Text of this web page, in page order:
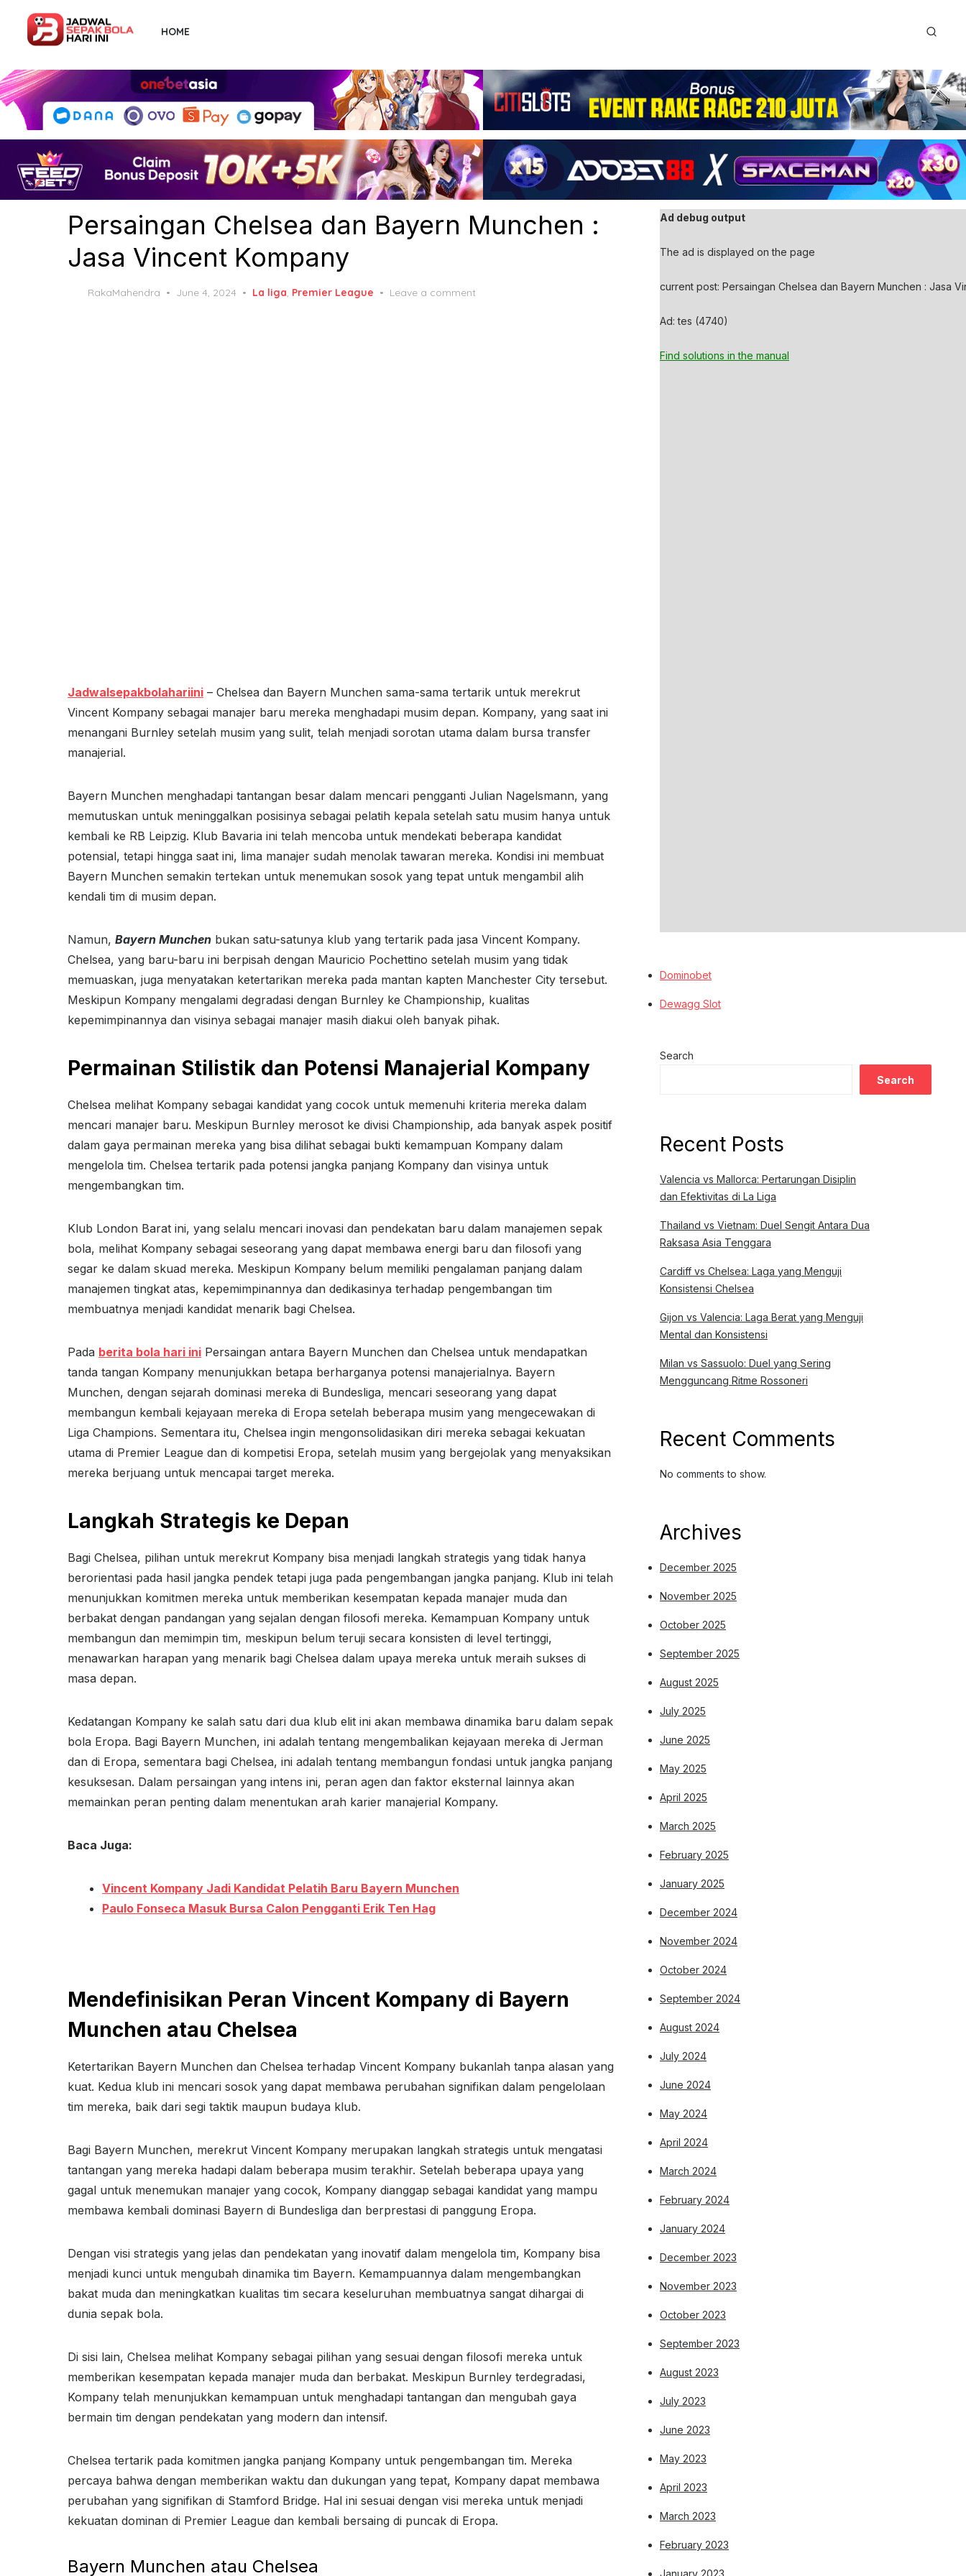
content
HOME
Persaingan Chelsea dan Bayern Munchen :
Jasa Vincent Kompany
RakaMahendra
Posted
June 4, 2024 La liga, Premier League Leave a comment
Jadwalsepakbolahariini – Chelsea dan Bayern Munchen sama-sama tertarik untuk merekrut
Vincent Kompany sebagai manajer baru mereka menghadapi musim depan. Kompany, yang saat ini
menangani Burnley setelah musim yang sulit, telah menjadi sorotan utama dalam bursa transfer
manajerial.
Bayern Munchen menghadapi tantangan besar dalam mencari pengganti Julian Nagelsmann, yang
memutuskan untuk meninggalkan posisinya sebagai pelatih kepala setelah satu musim hanya untuk
kembali ke RB Leipzig. Klub Bavaria ini telah mencoba untuk mendekati beberapa kandidat
potensial, tetapi hingga saat ini, lima manajer sudah menolak tawaran mereka. Kondisi ini membuat
Bayern Munchen semakin tertekan untuk menemukan sosok yang tepat untuk mengambil alih
kendali tim di musim depan.
Namun, Bayern Munchen bukan satu-satunya klub yang tertarik pada jasa Vincent Kompany.
Chelsea, yang baru-baru ini berpisah dengan Mauricio Pochettino setelah musim yang tidak
memuaskan, juga menyatakan ketertarikan mereka pada mantan kapten Manchester City tersebut.
Meskipun Kompany mengalami degradasi dengan Burnley ke Championship, kualitas
kepemimpinannya dan visinya sebagai manajer masih diakui oleh banyak pihak.
Permainan Stilistik dan Potensi Manajerial Kompany
Chelsea melihat Kompany sebagai kandidat yang cocok untuk memenuhi kriteria mereka dalam
mencari manajer baru. Meskipun Burnley merosot ke divisi Championship, ada banyak aspek positif
dalam gaya permainan mereka yang bisa dilihat sebagai bukti kemampuan Kompany dalam
mengelola tim. Chelsea tertarik pada potensi jangka panjang Kompany dan visinya untuk
mengembangkan tim.
Klub London Barat ini, yang selalu mencari inovasi dan pendekatan baru dalam manajemen sepak
bola, melihat Kompany sebagai seseorang yang dapat membawa energi baru dan filosofi yang
segar ke dalam skuad mereka. Meskipun Kompany belum memiliki pengalaman panjang dalam
manajemen tingkat atas, kepemimpinannya dan dedikasinya terhadap pengembangan tim
membuatnya menjadi kandidat menarik bagi Chelsea.
Pada berita bola hari ini Persaingan antara Bayern Munchen dan Chelsea untuk mendapatkan
tanda tangan Kompany menunjukkan betapa berharganya potensi manajerialnya. Bayern
Munchen, dengan sejarah dominasi mereka di Bundesliga, mencari seseorang yang dapat
membangun kembali kejayaan mereka di Eropa setelah beberapa musim yang mengecewakan di
Liga Champions. Sementara itu, Chelsea ingin mengonsolidasikan diri mereka sebagai kekuatan
utama di Premier League dan di kompetisi Eropa, setelah musim yang bergejolak yang menyaksikan
mereka berjuang untuk mencapai target mereka.
Langkah Strategis ke Depan
Bagi Chelsea, pilihan untuk merekrut Kompany bisa menjadi langkah strategis yang tidak hanya
berorientasi pada hasil jangka pendek tetapi juga pada pengembangan jangka panjang. Klub ini telah
menunjukkan komitmen mereka untuk memberikan kesempatan kepada manajer muda dan
berbakat dengan pandangan yang sejalan dengan filosofi mereka. Kemampuan Kompany untuk
membangun dan memimpin tim, meskipun belum teruji secara konsisten di level tertinggi,
menawarkan harapan yang menarik bagi Chelsea dalam upaya mereka untuk meraih sukses di
masa depan.
Kedatangan Kompany ke salah satu dari dua klub elit ini akan membawa dinamika baru dalam sepak
bola Eropa. Bagi Bayern Munchen, ini adalah tentang mengembalikan kejayaan mereka di Jerman
dan di Eropa, sementara bagi Chelsea, ini adalah tentang membangun fondasi untuk jangka panjang
kesuksesan. Dalam persaingan yang intens ini, peran agen dan faktor eksternal lainnya akan
memainkan peran penting dalam menentukan arah karier manajerial Kompany.
Baca Juga:
Vincent Kompany Jadi Kandidat Pelatih Baru Bayern Munchen
Paulo Fonseca Masuk Bursa Calon Pengganti Erik Ten Hag
Mendefinisikan Peran Vincent Kompany di Bayern
Munchen atau Chelsea
Ketertarikan Bayern Munchen dan Chelsea terhadap Vincent Kompany bukanlah tanpa alasan yang
kuat. Kedua klub ini mencari sosok yang dapat membawa perubahan signifikan dalam pengelolaan
tim mereka, baik dari segi taktik maupun budaya klub.
Bagi Bayern Munchen, merekrut Vincent Kompany merupakan langkah strategis untuk mengatasi
tantangan yang mereka hadapi dalam beberapa musim terakhir. Setelah beberapa upaya yang
gagal untuk menemukan manajer yang cocok, Kompany dianggap sebagai kandidat yang mampu
membawa kembali dominasi Bayern di Bundesliga dan berprestasi di panggung Eropa.
Dengan visi strategis yang jelas dan pendekatan yang inovatif dalam mengelola tim, Kompany bisa
menjadi kunci untuk mengubah dinamika tim Bayern. Kemampuannya dalam mengembangkan
bakat muda dan meningkatkan kualitas tim secara keseluruhan membuatnya sangat dihargai di
dunia sepak bola.
Di sisi lain, Chelsea melihat Kompany sebagai pilihan yang sesuai dengan filosofi mereka untuk
memberikan kesempatan kepada manajer muda dan berbakat. Meskipun Burnley terdegradasi,
Kompany telah menunjukkan kemampuan untuk menghadapi tantangan dan mengubah gaya
bermain tim dengan pendekatan yang modern dan intensif.
Chelsea tertarik pada komitmen jangka panjang Kompany untuk pengembangan tim. Mereka
percaya bahwa dengan memberikan waktu dan dukungan yang tepat, Kompany dapat membawa
perubahan yang signifikan di Stamford Bridge. Hal ini sesuai dengan visi mereka untuk menjadi
kekuatan dominan di Premier League dan kembali bersaing di puncak di Eropa.
Bayern Munchen atau Chelsea
Ad debug output
The ad is displayed on the page
current post: Persaingan Chelsea dan Bayern Munchen : Jasa
Ad: tes (4740)
Find solutions in the manual
Dominobet
Dewagg Slot
Search
Search
Recent Posts
Valencia vs Mallorca: Pertarungan Disiplin
dan Efektivitas di La Liga
Thailand vs Vietnam: Duel Sengit Antara Dua
Raksasa Asia Tenggara
Cardiff vs Chelsea: Laga yang Menguji
Konsistensi Chelsea
Gijon vs Valencia: Laga Berat yang Menguji
Mental dan Konsistensi
Milan vs Sassuolo: Duel yang Sering
Mengguncang Ritme Rossoneri
Recent Comments
No comments to show.
Archives
December 2025
November 2025
October 2025
September 2025
August 2025
July 2025
June 2025
May 2025
April 2025
March 2025
February 2025
January 2025
December 2024
November 2024
October 2024
September 2024
August 2024
July 2024
June 2024
May 2024
April 2024
March 2024
February 2024
January 2024
December 2023
November 2023
October 2023
September 2023
August 2023
July 2023
June 2023
May 2023
April 2023
March 2023
February 2023